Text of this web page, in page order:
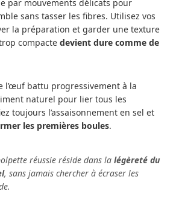
par mouvements délicats pour
sans tasser les fibres. Utilisez vos
la préparation et garder une texture
compacte devient dure comme de
l’œuf battu progressivement à la
naturel pour lier tous les
toujours l’assaisonnement en sel et
les premières boules.
réussie réside dans la légèreté du
, sans jamais chercher à écraser les